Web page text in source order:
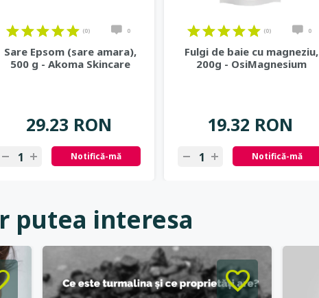
(0) 0
Sare Epsom (sare amara),
500 g - Akoma Skincare
29.23 RON
Notifică-mă
(0) 0
Fulgi de baie cu magneziu,
200g - OsiMagnesium
19.32 RON
Notifică-mă
putea interesa